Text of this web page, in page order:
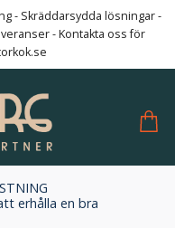
- Skräddarsydda lösningar -
- Kontakta oss för
erhålla en bra